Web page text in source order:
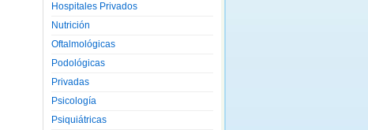
Hospitales Privados
Nutrición
Oftalmológicas
Podológicas
Privadas
Psicología
Psiquiátricas